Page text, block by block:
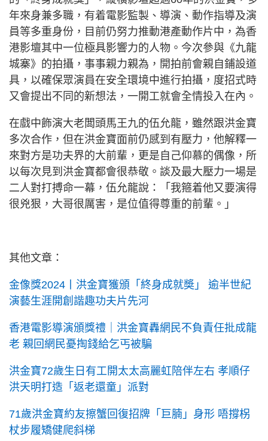
年來身兼多職，有着電影監製、導演、動作指導及演
員等多重身份，目前仍努力推動港產動作片中，為香
港影壇其中一位極具影響力的人物。今次參與《九龍
城寨》的拍攝，事事親力親為，開拍前會親自鋪設道
具，以確保眾演員在安全環境中進行拍攝，度招式時
又會提出不同的新想法，一開工就會全情投入在內。
在戲中飾演大老闆頭馬王九的伍允龍，雖然跟洪金寶
多次合作，但在洪金寶面前仍感到有壓力，他解釋一
來對方是功夫界的大前輩，更是自己仰慕的偶像，所
以每次見到洪金寶都會很恭敬。談及最大壓力一場是
二人對打搏命一幕，伍允龍說：「我箍着他又要演得
很兇狠，大哥很厲害，是位值得尊重的前輩。」
其他文章：
金像獎2024丨洪金寶獲頒「終身成就奬」 逾半世紀
演藝生涯開創諧趣功夫片先河
香港電影導演頒獎禮｜洪金寶轟網民不負責任批成龍
老 親回網民憂掏錢給乞丐被騙
洪金寶72歲生日有工開太太高麗虹陪伴左右 孝順仔
洪天明打造「返老還童」派對
71歲洪金寶約友擦蟹回復招牌「巨腩」身形 唔撐柺
杖步履矯健爬斜梯